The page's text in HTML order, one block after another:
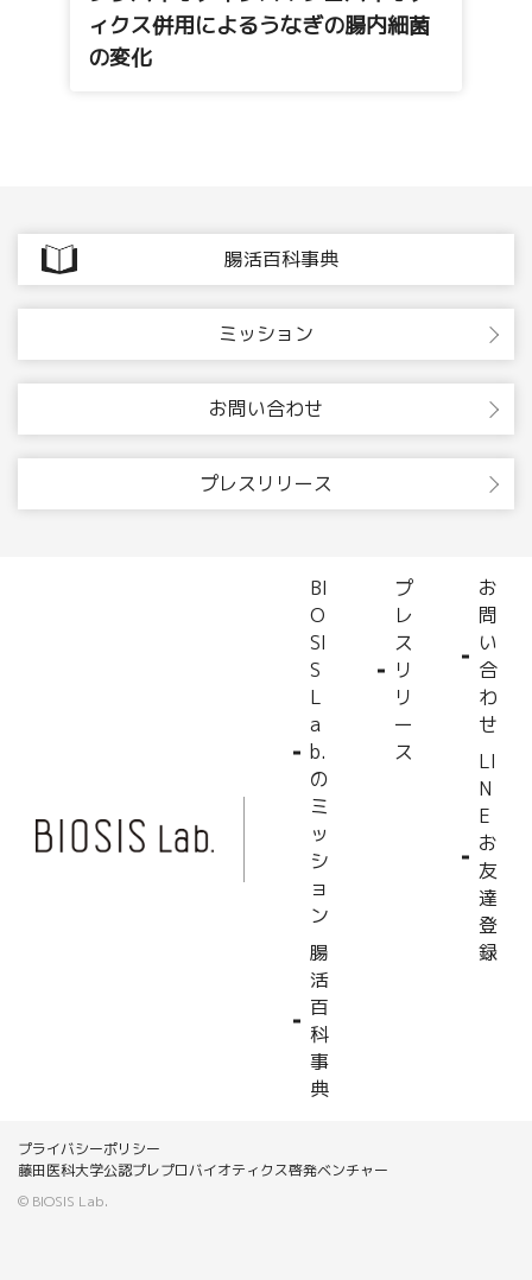
ィクス併用によるうなぎの腸内細菌
の変化
腸活百科事典
ミッション
お問い合わせ
プレスリリース
BI
O
SI
S
L
a
b.
の
ミ
ッ
シ
ョ
ン
腸
活
百
科
事
典
プ
レ
ス
リ
リ
ー
ス
お
問
い
合
わ
せ
LI
N
E
お
友
達
登
録
プライバシーポリシー
藤田医科大学公認プレプロバイオティクス啓発ベンチャー
© BIOSIS Lab.